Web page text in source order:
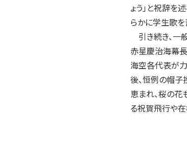
ょう」と祝辞
らかに学生歌を
引き続き、一
赤星慶治海幕
海空各代表が力
後、恒例の帽子
恵まれ、桜の
る祝賀飛行や